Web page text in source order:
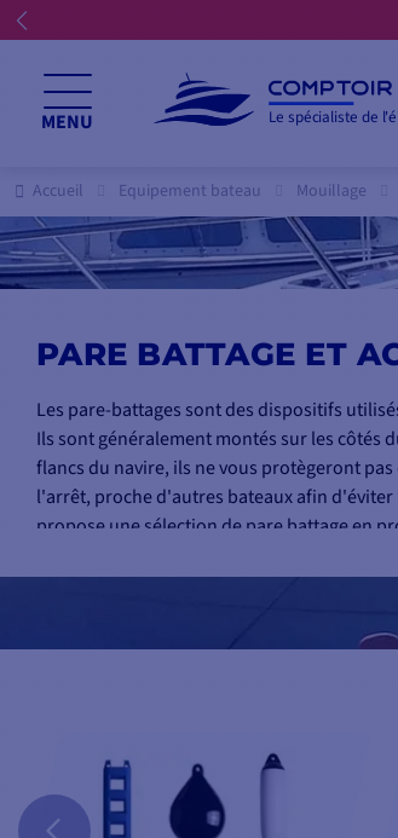
MENU Le spécialiste de
Accueil Equipement bateau Mouillage
PARE BATTAGE ET
Les pare-battages sont des dispositifs
Ils sont généralement montés sur les côtés
flancs du navire, ils ne vous protègeront
l'arrêt, proche d'autres bateaux afin
propose une sélection de pare battage en